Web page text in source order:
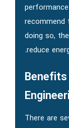
doing so,
reduce
Benefits
There are